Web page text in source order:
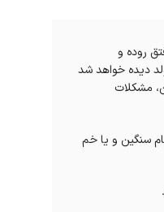
روده و
دیده خواهد شد
مشکلات
سنگین و یا خم